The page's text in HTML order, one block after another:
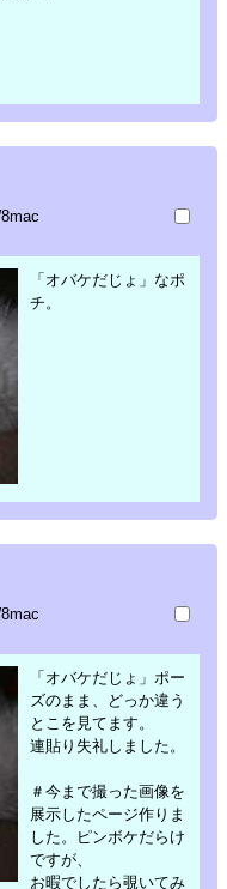
「オバケだじょ」なポ
チ。
「オバケだじょ」ポー
ズのまま、どっか違う
とこを見てます。
連貼り失礼しました。
＃今まで撮った画像を
展示したページ作りま
した。ピンボケだらけ
ですが、
お暇でしたら覗いてみ